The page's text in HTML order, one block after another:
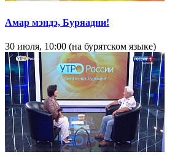
Амар мэндэ, Буряадни!
30 июля, 10:00 (на бурятском языке)